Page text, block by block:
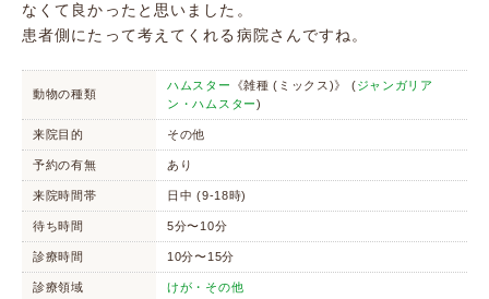
なくて良かったと思いました。
患者側にたって考えてくれる病院さんですね。
動物の種類
ハムスター 《雑種 (ミックス)》 (ジャンガリア
ン・ハムスター)
来院目的 その他
予約の有無 あり
来院時間帯 日中 (9-18時)
待ち時間 5分〜10分
診療時間 10分〜15分
診療領域 けが・その他